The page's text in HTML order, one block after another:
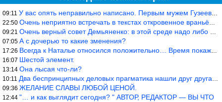
09:11 У вас опять неправильно написано. Первым мужем Гузеевой был Илья
22:50 Очень неприятно встречать в текстах откровенное враньё… Конкретн
09:21 Очень верный совет Демьяненко: в этой среде надо либо иметь зубы
07:05 А с дочерью то какие зменения?
17:26 Всегда к Наталье относился положительно… Время покажет, что буде
16:07 Шестой элемент.
13:14 Она лысая что-ли?
10:11 Два беспринципных деловых прагматика нашли друг друга и «остепен
09:36 ЖЕЛАНИЕ СЛАВЫ ЛЮБОЙ ЦЕНОЙ.
12:44 "… и как выглядит сегодня? " АВТОР, РЕДАКТОР — ВЫ ЧТО